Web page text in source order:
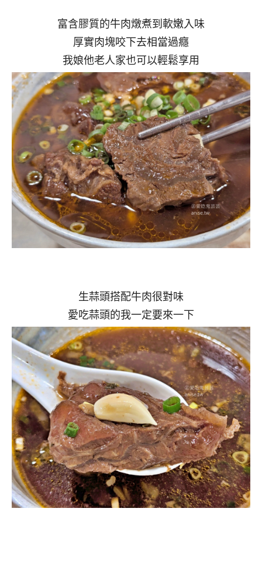
富含膠質的牛肉燉煮到軟嫩入味
厚實肉塊咬下去相當過癮
我娘他老人家也可以輕鬆享用
生蒜頭搭配牛肉很對味
愛吃蒜頭的我一定要來一下